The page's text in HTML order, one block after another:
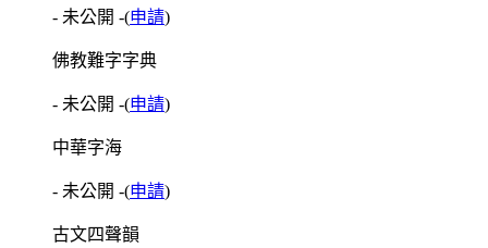
- 未公開 -(申請)
佛教難字字典
- 未公開 -(申請)
中華字海
- 未公開 -(申請)
古文四聲韻